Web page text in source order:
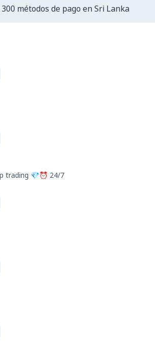
métodos de pago en Sri Lanka
trading 💎⏰ 24/7